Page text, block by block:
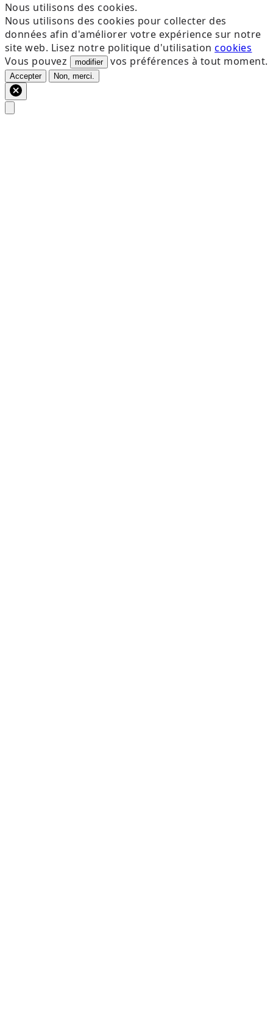
Nous utilisons des cookies.
Nous utilisons des cookies pour collecter des
données afin d'améliorer votre expérience sur notre
site web. Lisez notre politique d'utilisationcookies
Vous pouvez
modifier vos préférences à tout moment.
Accepter Non, merci.